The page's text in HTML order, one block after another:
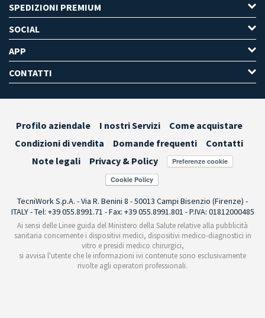
SPEDIZIONI PREMIUM
SOCIAL
APP
CONTATTI
Profilo aziendale I nostri Servizi
Come acquistare
Condizioni di vendita
Domande frequenti
Contatti
Note legali
Privacy & Policy Preferenze cookie
TecniWork S.p.A. - Via R. Benini 8 - 50013 Campi Bisenzio (Firenze) -
ITALY - Tel: +39 055.8991.71 - Fax: +39 055.8991.801 - P.IVA: 01812000485
Ai sensi delle Linee guida del Ministero della Salute relative alla pubblicità
sanitaria concernente i dispositivi medici, dispositivi medico-diagnostici in
vitro e presidi medico chirurgici,
si avvisa l'utente che le informazioni ivi contenute sono esclusivamente
rivolte agli operatori professionali.